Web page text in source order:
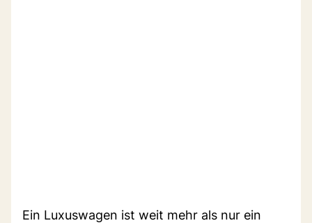
Ein Luxuswagen ist weit mehr als nur ein